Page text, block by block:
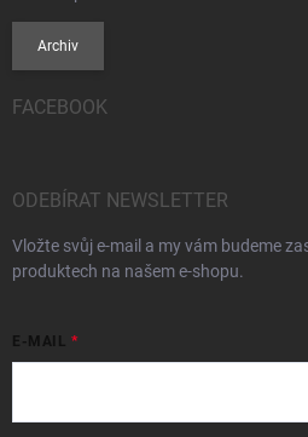
Archiv
FACEBOOK
ODEBÍRAT NEWSLETTER
Vložte svůj e-mail a my vám budeme
produktech na našem e-shopu.
E-MAIL